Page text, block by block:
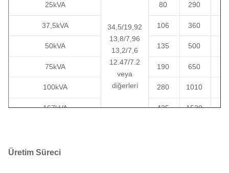
34,5/19,92
13,8/7,96
13,2/7,6
12.47/7.2
veya
diğerleri
25kVA 80 290
37,5kVA 106 360
50kVA 135 500
75kVA 190 650
100kVA 280 1010
167kVA 435 1530
Üretim Süreci